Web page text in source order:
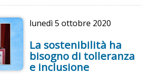
lunedì5 ottobre 2020
La sostenibilità ha
bisogno di tolleranza
e inclusione